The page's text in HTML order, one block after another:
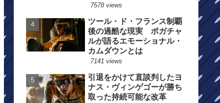
7578 views
ツール・ド・フランス制覇
後の過酷な現実 ポガチャ
ルが語るエモーショナル・
カムダウンとは
7141 views
引退をかけて直談判したヨ
ナス・ヴィンゲゴーが勝ち
取った持続可能な改革